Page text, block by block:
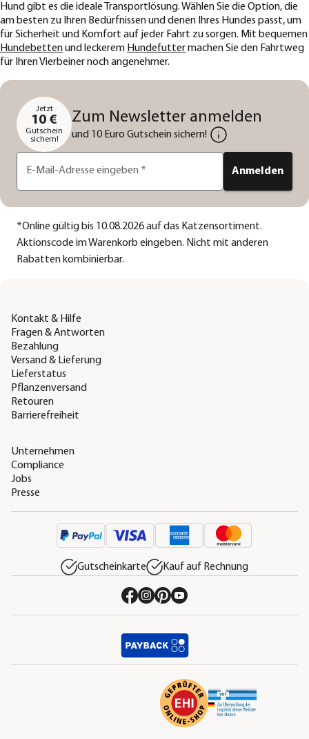
Hund gibt es die ideale Transportlösung. Wählen Sie die Option, die
am besten zu Ihren Bedürfnissen und denen Ihres Hundes passt, um
für Sicherheit und Komfort auf jeder Fahrt zu sorgen. Mit bequemen
Hundebettenund leckerem Hundefuttermachen Sie den Fahrtweg
für Ihren Vierbeiner noch angenehmer.
Jetzt
10 €
Gutschein
sichern!
Zum Newsletter anmelden
und 10 Euro Gutschein sichern!
E-Mail-Adresse eingeben * Anmelden
*Online gültig bis 10.08.2026 auf das Katzensortiment.
Aktionscode im Warenkorb eingeben. Nicht mit anderen
Rabatten kombinierbar.
Kontakt & Hilfe
Fragen & Antworten
Bezahlung
Versand & Lieferung
Lieferstatus
Pflanzenversand
Retouren
Barrierefreiheit
Unternehmen
Compliance
Jobs
Presse
Gutscheinkarte Kauf auf Rechnung